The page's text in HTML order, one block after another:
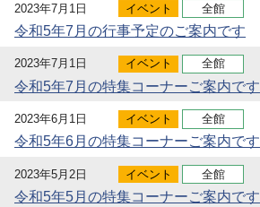
2023年7月1日 イベント 全館
令和5年7月の行事予定のご案内です
2023年7月1日 イベント 全館
令和5年7月の特集コーナーご案内です
2023年6月1日 イベント 全館
令和5年6月の特集コーナーご案内です
2023年5月2日 イベント 全館
令和5年5月の特集コーナーご案内です